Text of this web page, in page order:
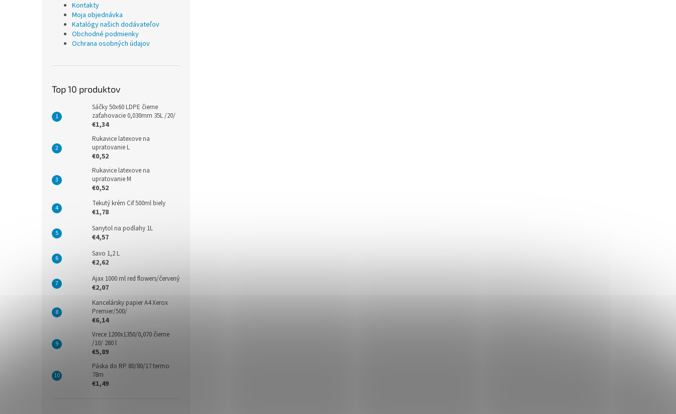
Kontakty
Moja objednávka
Katalógy našich dodávateľov
Obchodné podmienky
Ochrana osobných údajov
Top 10 produktov
Sáčky 50x60 LDPE čierne
zaťahovacie 0,030mm 35L /20/
€1,34
Rukavice latexove na
upratovanie L
€0,52
Rukavice latexove na
upratovanie M
€0,52
Tekutý krém Cif 500ml biely
€1,78
Sanytol na podlahy 1L
€4,57
Savo 1,2 L
€2,62
Ajax 1000 ml red flowers/červený
€2,07
Kancelársky papier A4 Xerox
Premier/500/
€6,14
Vrece 1200x1350/0,070 čierne
/10/ 280 l
€5,89
Páska do RP 80/80/17 termo
78m
€1,49